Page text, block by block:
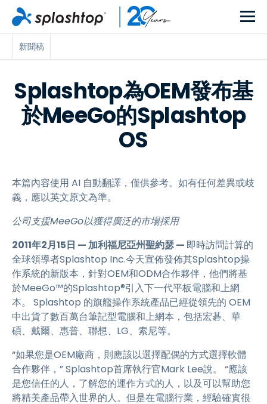
新聞稿
Splashtop為OEM發布基
於MeeGo的Splashtop
OS
本篇內容使用 AI 自動翻譯，僅供參考。如有任何差異或歧
義，應以英文原文為準。
公司支援MeeGo以獲得廣泛的市場採用
2011年2月15日 — 加利福尼亞州聖約瑟 — 即時訪問計算的
全球領導者Splashtop Inc.今天宣佈發佈其Splashtop操
作系統的新版本，針對OEM和ODM合作夥伴，他們將基
於MeeGo™的Splashtop®引入下一代平板電腦和上網
本。 Splashtop 的旗艦操作系統產品已經從領先的 OEM
中出貨了數百萬台筆記型電腦和上網本，包括宏碁、華
碩、戴爾、惠普、聯想、LG、索尼等。
“如果您是OEM廠商，則應該以選擇配偶的方式選擇軟體
合作夥伴，” Splashtop首席執行官Mark Lee說。 “應該
是您信任的人，了解您的運作方式的人，以及可以幫助您
將精美產品帶入世界的人。但是在電腦行業，經驗確實很